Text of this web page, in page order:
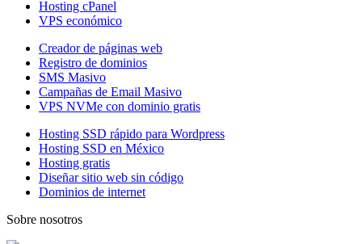
Hosting cPanel
VPS económico
Creador de páginas web
Registro de dominios
SMS Masivo
Campañas de Email Masivo
VPS NVMe con dominio gratis
Hosting SSD rápido para Wordpress
Hosting SSD en México
Hosting gratis
Diseñar sitio web sin código
Dominios de internet
Sobre nosotros